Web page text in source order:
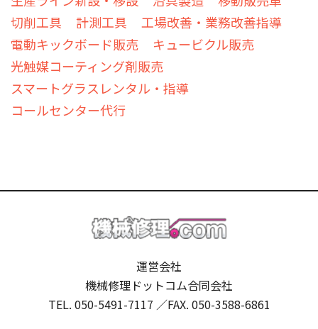
切削工具
計測工具
工場改善・業務改善指導
電動キックボード販売
キュービクル販売
光触媒コーティング剤販売
スマートグラスレンタル・指導
コールセンター代行
運営会社
機械修理ドットコム合同会社
TEL. 050-5491-7117 ／FAX. 050-3588-6861